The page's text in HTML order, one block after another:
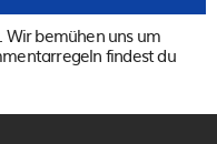
bemühen uns um
findest du